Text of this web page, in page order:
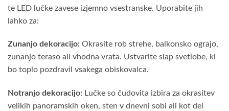
te LED lučke zavese izjemno vsestranske. Uporabite jih
lahko za:
Zunanjo dekoracijo: Okrasite rob strehe, balkonsko ograjo,
zunanjo teraso ali vhodna vrata. Ustvarite slap svetlobe, ki
bo toplo pozdravil vsakega obiskovalca.
Notranjo dekoracijo: Lučke so čudovita izbira za okrasitev
velikih panoramskih oken, sten v dnevni sobi ali kot del